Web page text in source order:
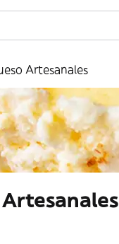
Artesanales
Artesanales